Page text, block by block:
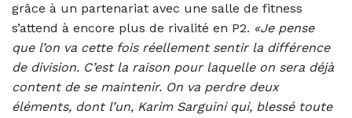
grâce à un partenariat avec une salle de fitness
s’attend à encore plus de rivalité en P2. «Je pense
que l’on va cette fois réellement sentir la différence
de division. C’est la raison pour laquelle on sera déjà
content de se maintenir. On va perdre deux
éléments, dont l’un, Karim Sarguini qui, blessé toute